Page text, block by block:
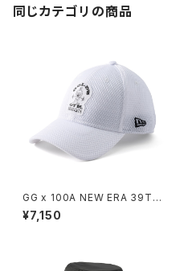
同じカテゴリの商品
GG x 100A NEW ERA 39THI
RTY
¥7,150